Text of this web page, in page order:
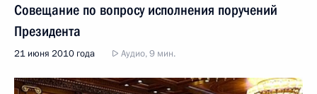
Совещание по вопросу исполнения поручений
Президента
21 июня 2010 года Аудио, 9 мин.